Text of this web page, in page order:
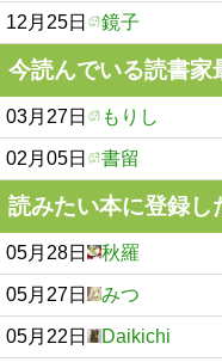
12月25日 鏡子
今読んでいる読書家
03月27日 もりし
02月05日 書留
読みたい本に登録し
05月28日 秋羅
05月27日 みつ
05月22日 Daikichi